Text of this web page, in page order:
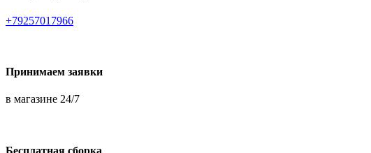
+79257017966
Принимаем заявки
в магазине 24/7
Бесплатная сборка